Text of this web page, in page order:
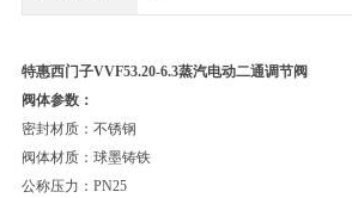
特惠西门子VVF53.20-6.3蒸汽电动二通调节阀
阀体参数：
密封材质：不锈钢
阀体材质：球墨铸铁
公称压力：PN25